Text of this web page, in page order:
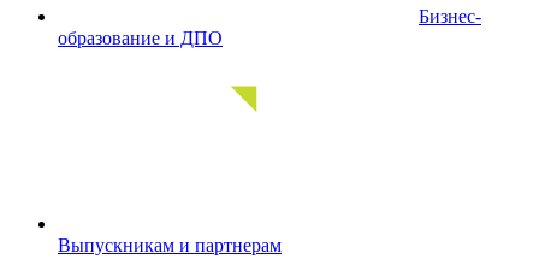
Бизнес-
образование и ДПО
Выпускникам и партнерам